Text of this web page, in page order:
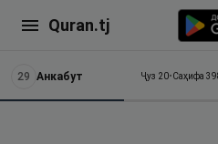
Quran.tj
29 Анкабут Ҷуз 20•Саҳифа